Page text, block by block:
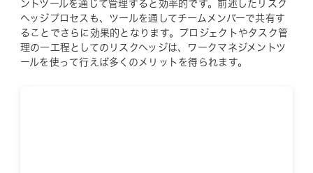
ントツールを通じて管理すると効率的です。前述したリスク
ヘッジプロセスも、ツールを通してチームメンバーで共有す
ることでさらに効果的となります。プロジェクトやタスク管
理の一工程としてのリスクヘッジは、ワークマネジメントツ
ールを使って行えば多くのメリットを得られます。